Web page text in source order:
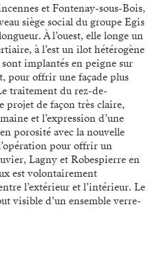
et Fontenay-sous-Bois,
siège social du groupe Egis
À l’ouest, elle longe un
à l’est un îlot hétérogène
implantés en peigne sur
pour offrir une façade plus
traitement du rez-de-
projet de façon très claire,
et l’expression d’une
porosité avec la nouvelle
pour offrir un
Lagny et Robespierre en
est volontairement
l’extérieur et l’intérieur. Le
visible d’un ensemble verre-